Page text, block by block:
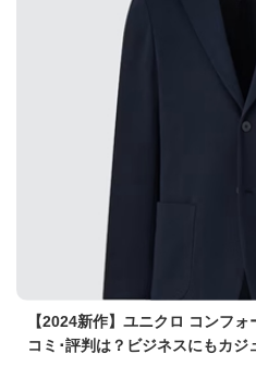
【2024新作】ユニクロ コンフ
コミ･評判は？ビジネスにもカジ